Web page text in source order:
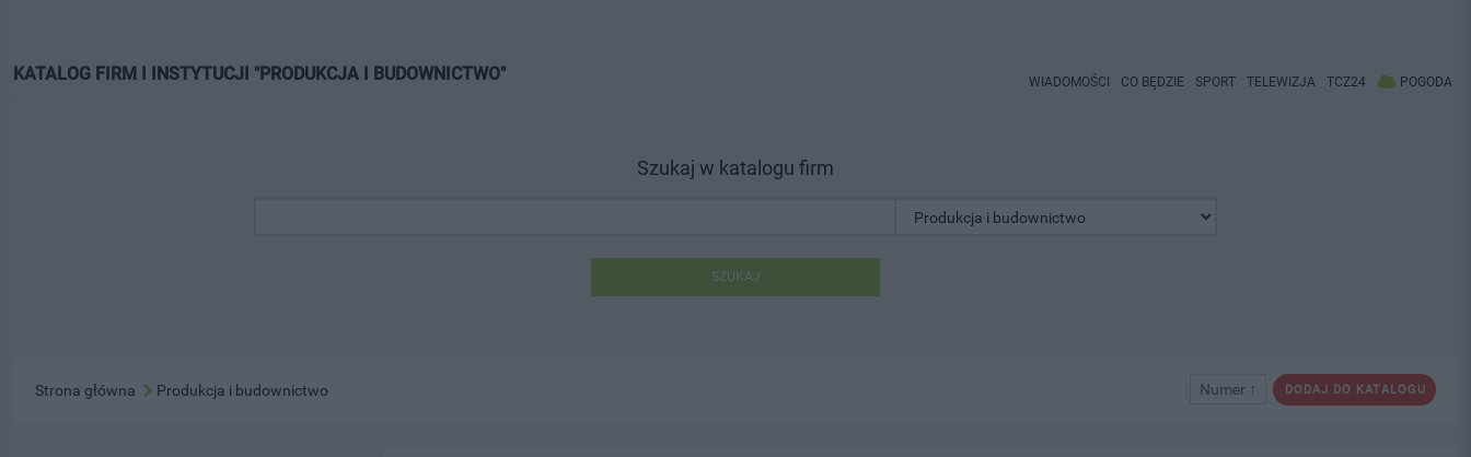
KATALOG FIRM I INSTYTUCJI "PRODUKCJA I BUDOWNICTWO" WIADOMOŚCI CO BĘDZIE SPORT TELEWIZJA TCZ24 POGODA
Szukaj w katalogu firm
SZUKAJ
DODAJ DO KATALOGU
Numer ↑
Strona główna Produkcja i budownictwo